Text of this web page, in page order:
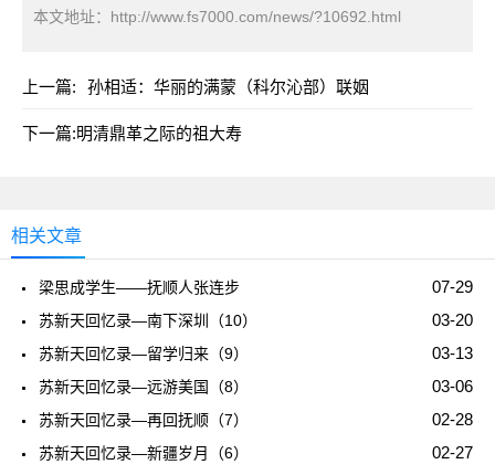
本文地址： http://www.fs7000.com/news/?10692.html
上一篇: 孙相适：华丽的满蒙（科尔沁部）联姻
下一篇:明清鼎革之际的祖大寿
相关文章
07-29
梁思成学生——抚顺人张连步
03-20
苏新天回忆录—南下深圳（10）
03-13
苏新天回忆录—留学归来（9）
03-06
苏新天回忆录—远游美国（8）
02-28
苏新天回忆录—再回抚顺（7）
02-27
苏新天回忆录—新疆岁月（6）